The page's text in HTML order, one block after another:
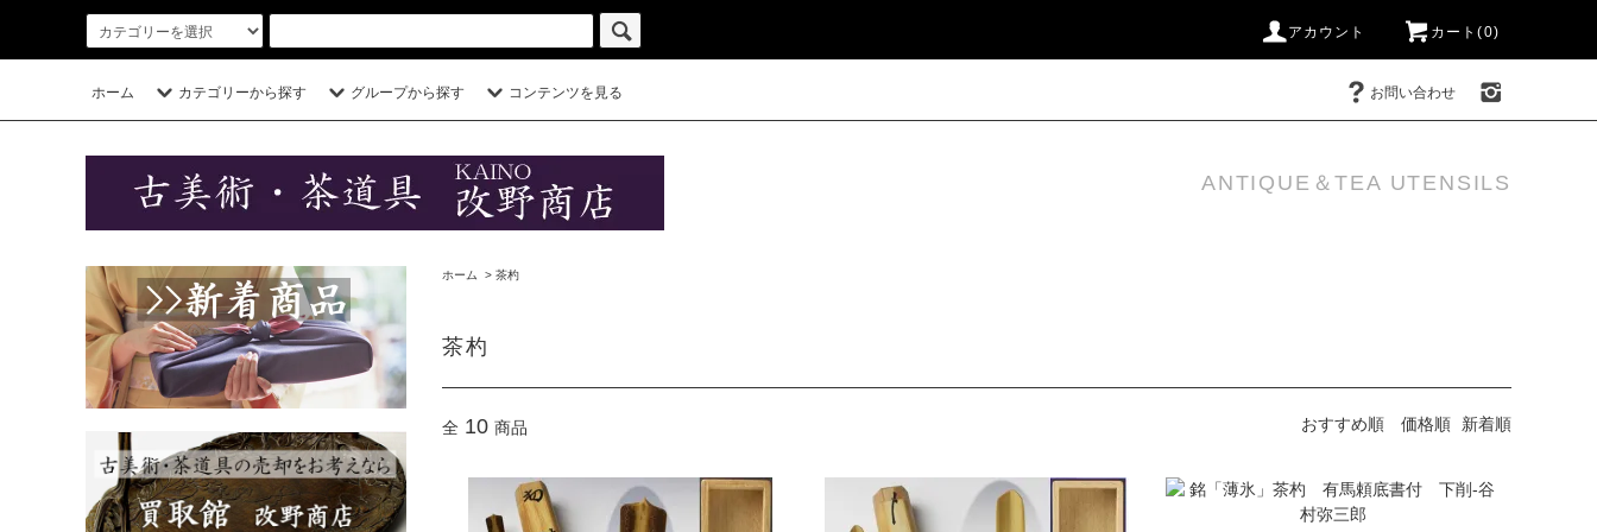
アカウント カート(0)
ホーム カテゴリーから探す グループから探す コンテンツを見る お問い合わせ
ANTIQUE＆TEA UTENSILS
ホーム > 茶杓
茶杓
全 10 商品 おすすめ順 価格順 新着順